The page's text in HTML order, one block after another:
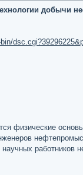
добычи
физические
работников